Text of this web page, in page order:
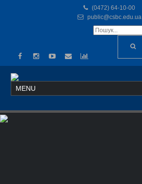
(0472) 64-10-00
public@csbc.edu.ua